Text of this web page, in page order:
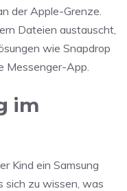
der Apple-Grenze.
Dateien austauscht,
wie Snapdrop
Messenger-App.
im
Kind ein Samsung
sich zu wissen, was